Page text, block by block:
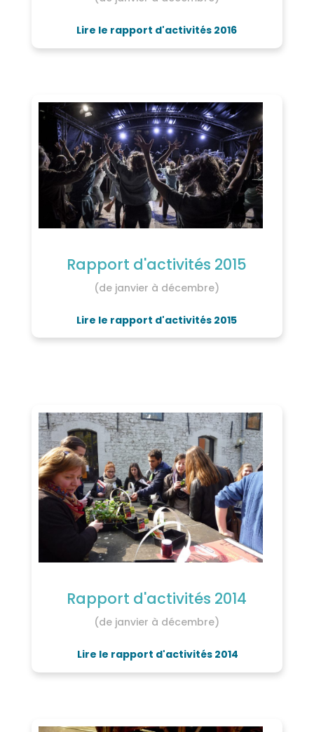
Lire le rapport d'activités 2016
Rapport d'activités 2015
(de janvier à décembre)
Lire le rapport d'activités 2015
Rapport d'activités 2014
(de janvier à décembre)
Lire le rapport d'activités 2014